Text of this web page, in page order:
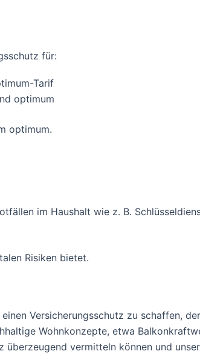
für:
Tarif
optimum
optimum.
im Haushalt wie z. B.
Risiken bietet.
Versicherungsschutz zu schaffen,
Wohnkonzepte, etwa
vermitteln können und